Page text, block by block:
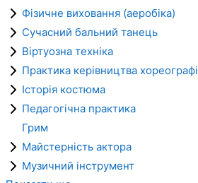
Фізичне виховання (аеробіка)
Сучасний бальний танець
Віртуозна техніка
Практика керівництва
Історія костюма
Педагогічна практика
Грим
Майстерність актора
Музичний інструмент